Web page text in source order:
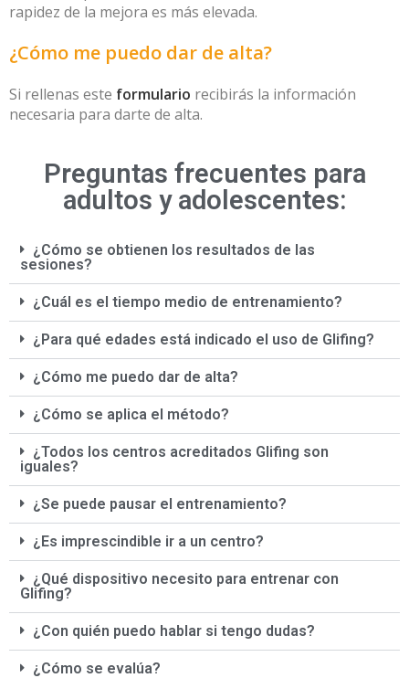
rapidez de la mejora es más elevada.
¿Cómo me puedo dar de alta?
Si rellenas este formulario recibirás la información
necesaria para darte de alta.
Preguntas frecuentes para
adultos y adolescentes:
¿Cómo se obtienen los resultados de las
sesiones?
¿Cuál es el tiempo medio de entrenamiento?
¿Para qué edades está indicado el uso de Glifing?
¿Cómo me puedo dar de alta?
¿Cómo se aplica el método?
¿Todos los centros acreditados Glifing son
iguales?
¿Se puede pausar el entrenamiento?
¿Es imprescindible ir a un centro?
¿Qué dispositivo necesito para entrenar con
Glifing?
¿Con quién puedo hablar si tengo dudas?
¿Cómo se evalúa?